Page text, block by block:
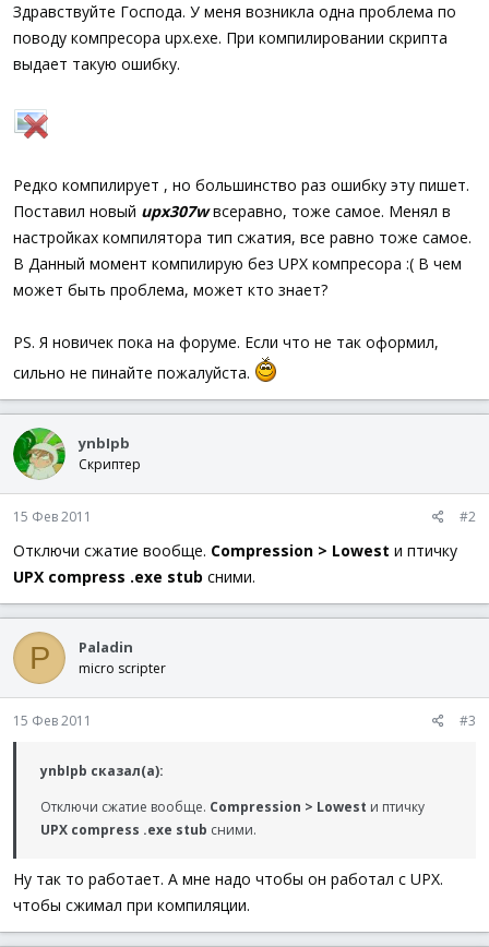
а
Здравствуйте Господа. У меня возникла одна проблема по
поводу компресора upx.exe. При компилировании скрипта
выдает такую ошибку.
Редко компилирует , но большинство раз ошибку эту пишет.
Поставил новый upx307wвсеравно, тоже самое. Менял в
настройках компилятора тип сжатия, все равно тоже самое.
В Данный момент компилирую без UPX компресора :( В чем
может быть проблема, может кто знает?
PS. Я новичек пока на форуме. Если что не так оформил,
сильно не пинайте пожалуйста.
ynbIpb
Скриптер
15 Фев 2011 #2
Отключи сжатие вообще. Compression > Lowest и птичку
UPX compress .exe stub сними.
P Paladin
micro scripter
15 Фев 2011 #3
ynbIpb сказал(а):
Отключи сжатие вообще. Compression > Lowest и птичку
UPX compress .exe stub сними.
Ну так то работает. А мне надо чтобы он работал с UPX.
чтобы сжимал при компиляции.